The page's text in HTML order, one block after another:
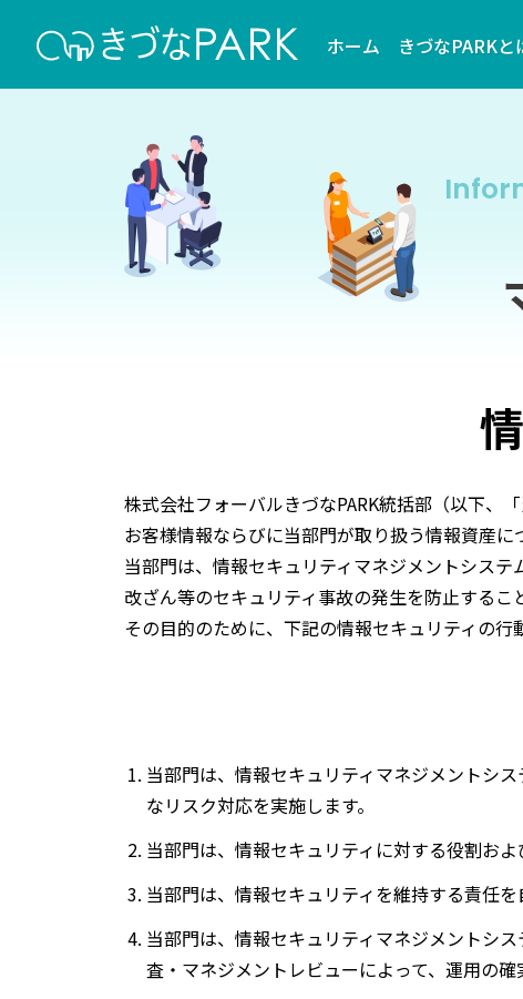
ホーム きづなPARKと
株式会社フォーバルきづなPARK統括部（以下、
お客様情報ならびに当部門が取り扱う情報資産
当部門は、情報セキュリティマネジメントシス
改ざん等のセキュリティ事故の発生を防止するこ
その目的のために、下記の情報セキュリティの行
当部門は、情報セキュリティマネジメントシ
なリスク対応を実施します。
当部門は、情報セキュリティに対する役割お
当部門は、情報セキュリティを維持する責任
当部門は、情報セキュリティマネジメントシ
査・マネジメントレビューによって、運用の確